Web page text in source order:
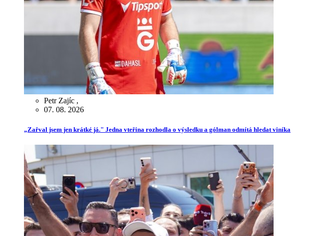
Petr Zajíc ,
07. 08. 2026
„Zařval jsem jen krátké já." Jedna vteřina rozhodla o výsledku a gólman odmítá hledat viníka